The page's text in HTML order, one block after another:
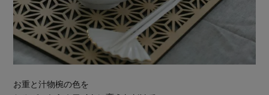
お重と汁物椀の色を